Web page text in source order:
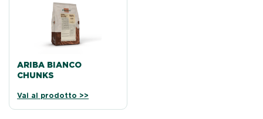
ARIBA BIANCO
CHUNKS
Vai al prodotto >>